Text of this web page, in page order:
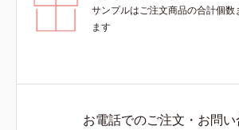
サンプルはご注文商品の合計個数
ます
お電話でのご注文・お問